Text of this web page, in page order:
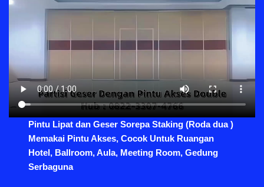
Pintu Lipat dan Geser Sorepa Staking (Roda dua )
Memakai Pintu Akses, Cocok Untuk Ruangan
Hotel, Ballroom, Aula, Meeting Room, Gedung
Serbaguna